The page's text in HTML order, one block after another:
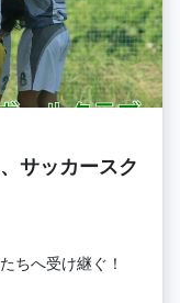
サッカースク
ちへ受け継ぐ！